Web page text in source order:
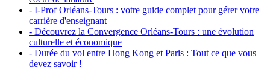
- I-Prof Orléans-Tours : votre guide complet pour gérer votre
carrière d'enseignant
- Découvrez la Convergence Orléans-Tours : une évolution
culturelle et économique
- Durée du vol entre Hong Kong et Paris : Tout ce que vous
devez savoir !